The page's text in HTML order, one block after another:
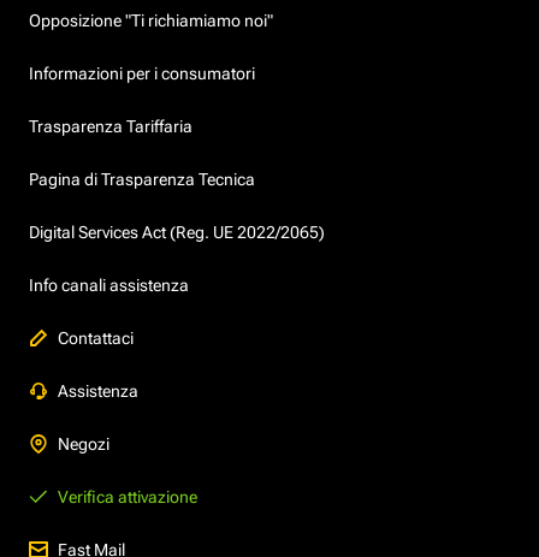
Opposizione "Ti richiamiamo noi"
Informazioni per i consumatori
Trasparenza Tariffaria
Pagina di Trasparenza Tecnica
Digital Services Act (Reg. UE 2022/2065)
Info canali assistenza
Contattaci
Assistenza
Negozi
Verifica attivazione
Fast Mail